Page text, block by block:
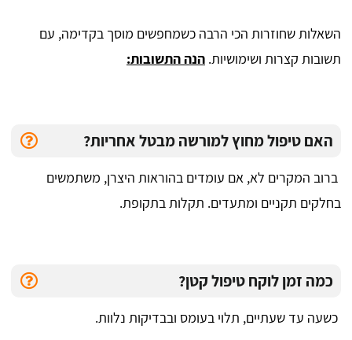
השאלות שחוזרות הכי הרבה כשמחפשים מוסך בקדימה, עם
תשובות קצרות ושימושיות. הנה התשובות:
האם טיפול מחוץ למורשה מבטל אחריות?
ברוב המקרים לא, אם עומדים בהוראות היצרן, משתמשים
בחלקים תקניים ומתעדים. תקלות בתקופת.
כמה זמן לוקח טיפול קטן?
כשעה עד שעתיים, תלוי בעומס ובבדיקות נלוות.